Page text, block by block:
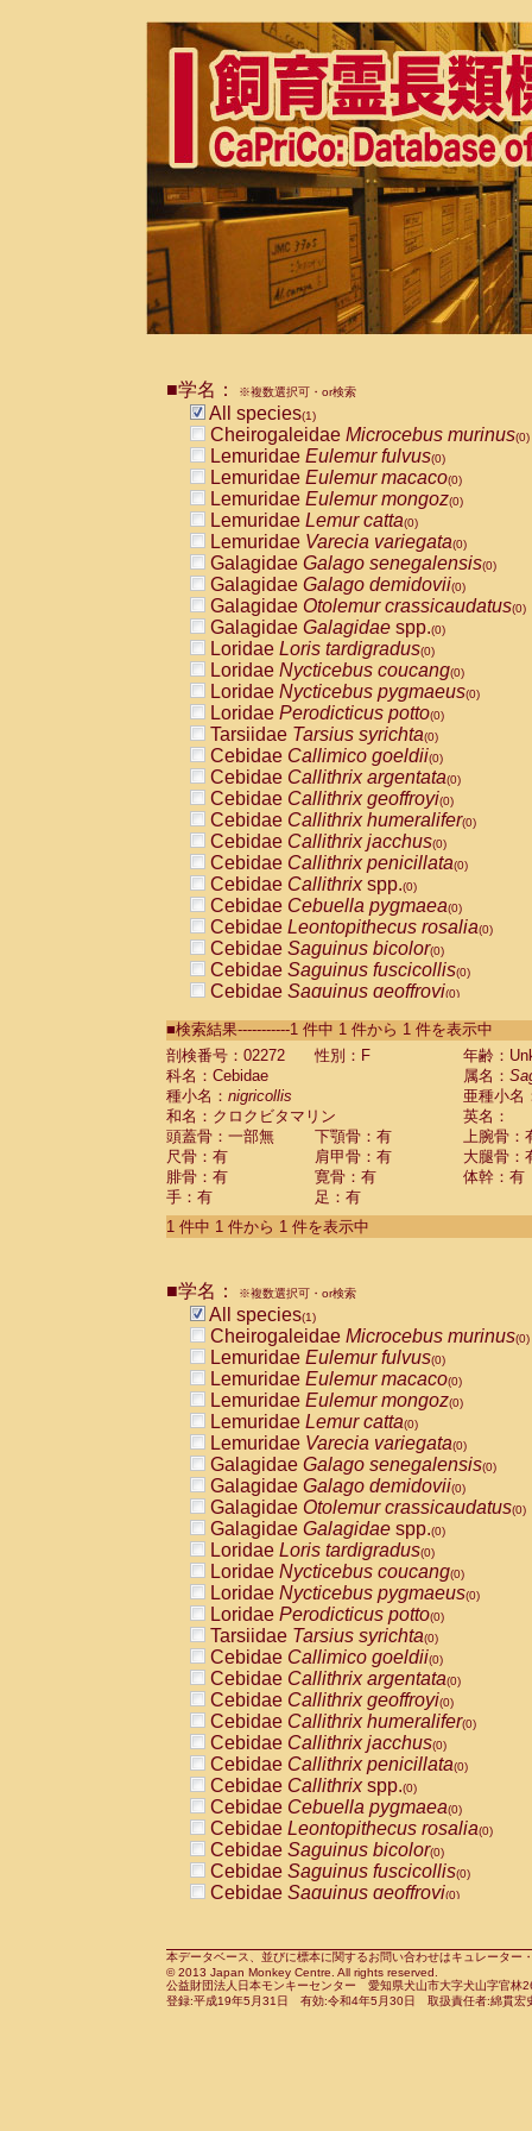
■学名： ※複数選択可・or検索
All species(1)
Cheirogaleidae Microcebus murinus(0)
Lemuridae Eulemur fulvus(0)
Lemuridae Eulemur macaco(0)
Lemuridae Eulemur mongoz(0)
Lemuridae Lemur catta(0)
Lemuridae Varecia variegata(0)
Galagidae Galago senegalensis(0)
Galagidae Galago demidovii(0)
Galagidae Otolemur crassicaudatus(0)
Galagidae Galagidae spp.(0)
Loridae Loris tardigradus(0)
Loridae Nycticebus coucang(0)
Loridae Nycticebus pygmaeus(0)
Loridae Perodicticus potto(0)
Tarsiidae Tarsius syrichta(0)
Cebidae Callimico goeldii(0)
Cebidae Callithrix argentata(0)
Cebidae Callithrix geoffroyi(0)
Cebidae Callithrix humeralifer(0)
Cebidae Callithrix jacchus(0)
Cebidae Callithrix penicillata(0)
Cebidae Callithrixspp.(0)
Cebidae Cebuella pygmaea(0)
Cebidae Leontopithecus rosalia(0)
Cebidae Saguinus bicolor(0)
Cebidae Saguinus fuscicollis(0)
Cebidae Saguinus geoffroyi(0)
CebidaeSaguinus labiatus(0)
Cebidae Saguinus leucopus (0)
Cebidae
CebidaeSaguinus mystax
CebidaeSaguinus nigricollis (1)
Cebidae Saguinus oedipus
Cebidae Saguinus weddelli
Cebidae Saguinusspp.
Cebidae Aotus trivirgatus
Cebidae Cebus albifrons
CebidaeCebus nigrivittatus
CebidaeCebus
CebidaeSaimiri boliviensis(0)
CebidaeSaimiri sciureus(0)
AtelidaeAlouatta caraya(0)
AtelidaeAlouatta fusca(0)
AtelidaeAlouatta seniculus
AtelidaeAlouattaspp.(0)
AtelidaeAteles belzebuth(0)
AtelidaeAteles geoffroyi(0)
AtelidaeAteles paniscus(0)
AtelidaeAtelesspp.(0)
Atelidae Lagothrix lagothricha
AtelidaeLagothrix lagothricha cana
PitheciidaeCacajao calvus
PitheciidaeCallicebus cupreus
PitheciidaeCallicebus donacophilus
PitheciidaeCallicebus moloch
PitheciidaeCallicebus torquatus
PitheciidaeCallicebusspp.(0)
PitheciidaeChiropotes satanas(0)
PitheciidaePithecia monachus
PitheciidaePithecia pithecia(0)
CercopithecidaeCercocebus agilis
CercopithecidaeCercocebus
CercopithecidaeCercocebus
CercopithecidaeCercocebus
CercopithecidaeCercocebus
CercopithecidaeCercocebushybrid
CercopithecidaePapio anubis(0)
CercopithecidaePapio cynocephalus
CercopithecidaePapio hamadryas(0)
■検索結果-----------1 件中 1 件から 1 件を表示中
剖検番号：02272
性別：F
年齢：
科名：Cebidae
属名：
種小名： nigricollis
亜種小名
和名：クロクビタマリン
英名：
頭蓋骨：一部無
下顎骨：有
上腕骨：
尺骨：有
肩甲骨：有
大腿骨：
腓骨：有
寛骨：有
体幹：有
手：有
足：有
1 件中 1 件から 1 件を表示中
■学名： ※複数選択可・or検索
All species(1)
Cheirogaleidae Microcebus murinus(0)
Lemuridae Eulemur fulvus(0)
Lemuridae Eulemur macaco(0)
Lemuridae Eulemur mongoz(0)
Lemuridae Lemur catta(0)
Lemuridae Varecia variegata(0)
Galagidae Galago senegalensis(0)
Galagidae Galago demidovii(0)
Galagidae Otolemur crassicaudatus(0)
Galagidae Galagidae spp.(0)
Loridae Loris tardigradus(0)
Loridae Nycticebus coucang(0)
Loridae Nycticebus pygmaeus(0)
Loridae Perodicticus potto(0)
Tarsiidae Tarsius syrichta(0)
Cebidae Callimico goeldii(0)
Cebidae Callithrix argentata(0)
Cebidae Callithrix geoffroyi(0)
Cebidae Callithrix humeralifer(0)
Cebidae Callithrix jacchus(0)
Cebidae Callithrix penicillata(0)
Cebidae Callithrixspp.(0)
Cebidae Cebuella pygmaea(0)
Cebidae Leontopithecus rosalia(0)
Cebidae Saguinus bicolor(0)
Cebidae Saguinus fuscicollis(0)
Cebidae Saguinus geoffroyi(0)
CebidaeSaguinus leucopus(0)
CebidaeSaguinus midas(0)
Cebidae Saguinus mystax(0)
本データベース、並びに標本に関するお問い合わせはキュレータ
© 2013 Japan Monkey Centre. All rights reserved.
公益財団法人日本モンキーセンター 愛知県犬山市大字犬山字官
登録:平成19年5月31日 有効:令和4年5月30日 取扱責任者:綿貫宏